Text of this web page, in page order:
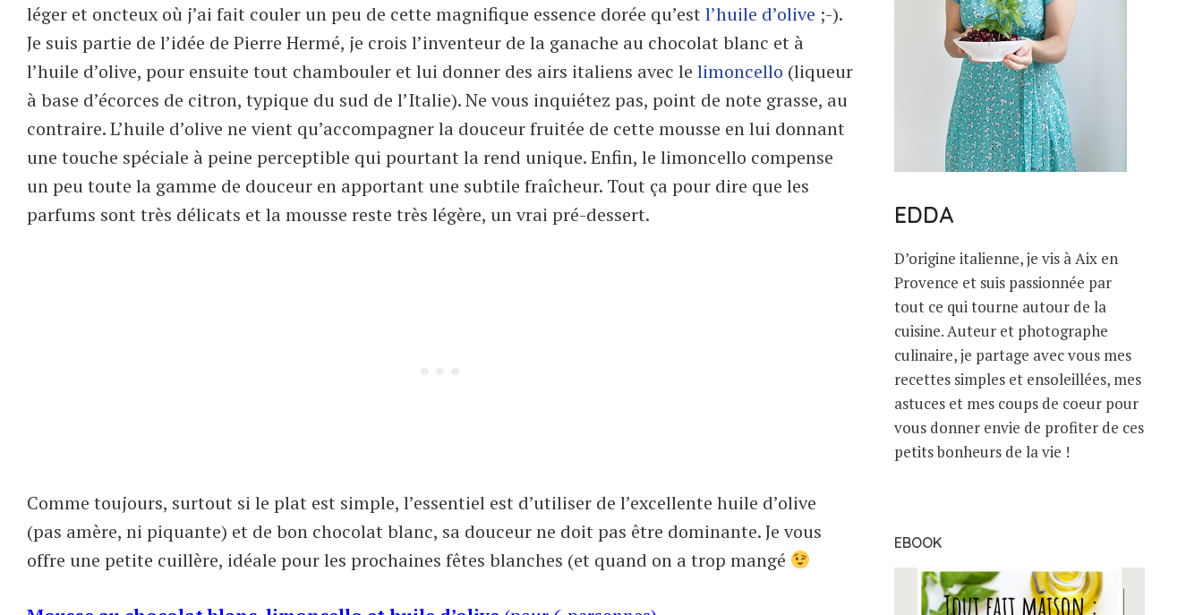
léger et oncteux où j’ai fait couler un peu de cette magnifique essence dorée qu’est l’huile d’olive ;-).
Je suis partie de l’idée de Pierre Hermé, je crois l’inventeur de la ganache au chocolat blanc et à
l’huile d’olive, pour ensuite tout chambouler et lui donner des airs italiens avec le limoncello (liqueur
à base d’écorces de citron, typique du sud de l’Italie). Ne vous inquiétez pas, point de note grasse, au
contraire. L’huile d’olive ne vient qu’accompagner la douceur fruitée de cette mousse en lui donnant
une touche spéciale à peine perceptible qui pourtant la rend unique. Enfin, le limoncello compense
un peu toute la gamme de douceur en apportant une subtile fraîcheur. Tout ça pour dire que les
parfums sont très délicats et la mousse reste très légère, un vrai pré-dessert.
Comme toujours, surtout si le plat est simple, l’essentiel est d’utiliser de l’excellente huile d’olive
(pas amère, ni piquante) et de bon chocolat blanc, sa douceur ne doit pas être dominante. Je vous
offre une petite cuillère, idéale pour les prochaines fêtes blanches (et quand on a trop mangé
EDDA
D’origine italienne, je vis à Aix en
Provence et suis passionnée par
tout ce qui tourne autour de la
cuisine. Auteur et photographe
culinaire, je partage avec vous mes
recettes simples et ensoleillées, mes
astuces et mes coups de coeur pour
vous donner envie de profiter de ces
petits bonheurs de la vie !
EBOOK